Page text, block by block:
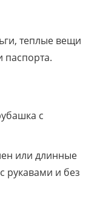
теплые вещи
паспорта.
с
или длинные
рукавами и без